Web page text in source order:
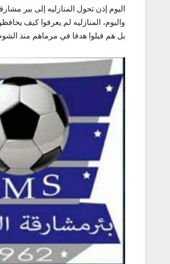
اليوم إذن تحول المنازليه إلى بير
واليوم، المنازليه لم يعرفوا كيف
بل هم قبلوا هدفا في مرماهم منذ